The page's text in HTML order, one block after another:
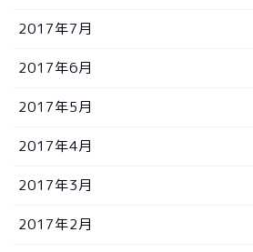
2017年7月
2017年6月
2017年5月
2017年4月
2017年3月
2017年2月